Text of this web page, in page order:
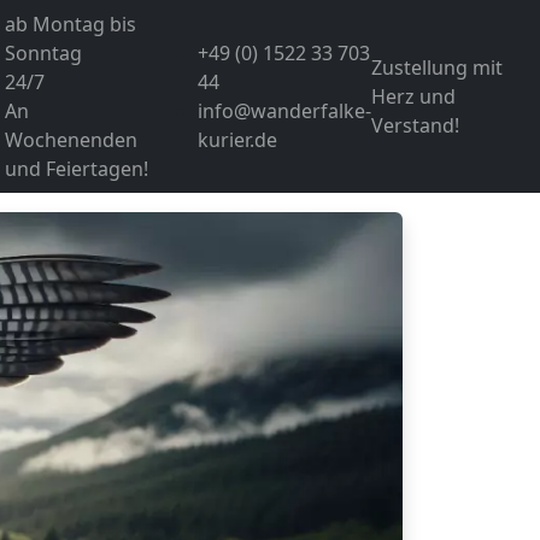
ab Montag bis
Sonntag
24/7
An
Wochenenden
und Feiertagen!
+49 (0) 1522 33 703
44
info@wanderfalke-
kurier.de
Zustellung mit
Herz und
Verstand!